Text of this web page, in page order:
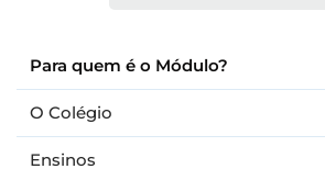
Para quem é o Módulo?
O Colégio
Ensinos